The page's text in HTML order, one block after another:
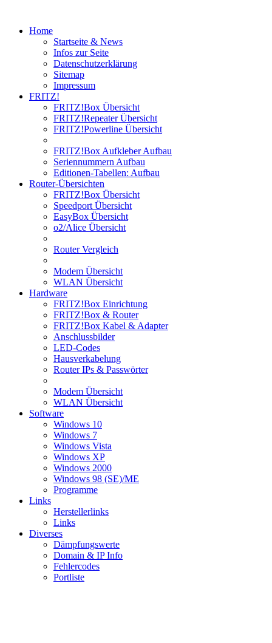
Home
Startseite & News
Infos zur Seite
Datenschutzerklärung
Sitemap
Impressum
FRITZ!
FRITZ!Box Übersicht
FRITZ!Repeater Übersicht
FRITZ!Powerline Übersicht
FRITZ!Box Aufkleber Aufbau
Seriennummern Aufbau
Editionen-Tabellen: Aufbau
Router-Übersichten
FRITZ!Box Übersicht
Speedport Übersicht
EasyBox Übersicht
o2/Alice Übersicht
Router Vergleich
Modem Übersicht
WLAN Übersicht
Hardware
FRITZ!Box Einrichtung
FRITZ!Box & Router
FRITZ!Box Kabel & Adapter
Anschlussbilder
LED-Codes
Hausverkabelung
Router IPs & Passwörter
Modem Übersicht
WLAN Übersicht
Software
Windows 10
Windows 7
Windows Vista
Windows XP
Windows 2000
Windows 98 (SE)/ME
Programme
Links
Herstellerlinks
Links
Diverses
Dämpfungswerte
Domain & IP Info
Fehlercodes
Portliste